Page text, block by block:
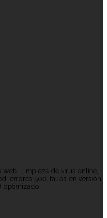
Limpieza de virus online,
errores 500, fallos en versión
optimizado.